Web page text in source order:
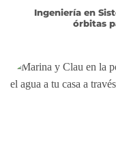
Ingeniería en
órbitas